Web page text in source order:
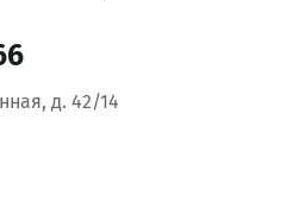
д. 42/14